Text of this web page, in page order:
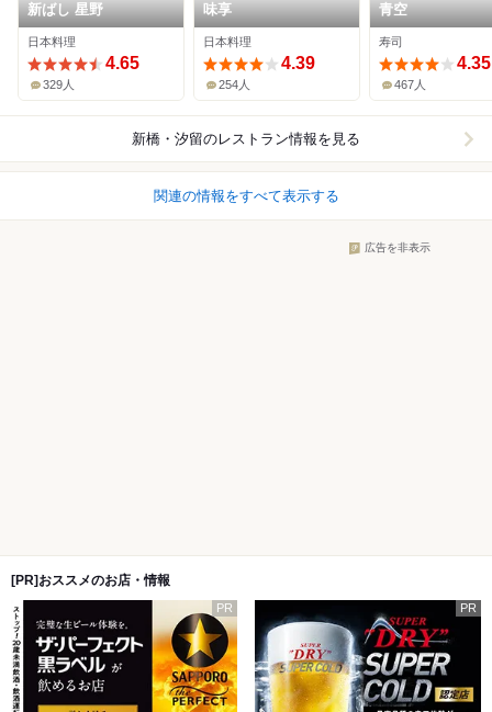
新ばし 星野
日本料理
4.65
329人
味享
日本料理
4.39
254人
青空
寿司
4.35
467人
新橋・汐留のレストラン情報を見る
関連の情報をすべて表示する
広告を非表示
[PR]おススメのお店・情報
PR PR